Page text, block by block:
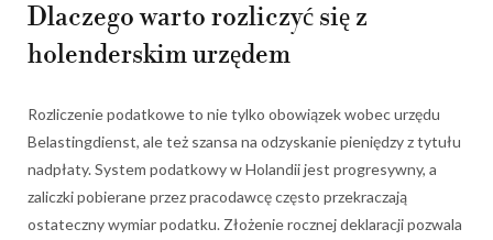
Dlaczego warto rozliczyć się z
holenderskim urzędem
Rozliczenie podatkowe to nie tylko obowiązek wobec urzędu
Belastingdienst, ale też szansa na odzyskanie pieniędzy z tytułu
nadpłaty. System podatkowy w Holandii jest progresywny, a
zaliczki pobierane przez pracodawcę często przekraczają
ostateczny wymiar podatku. Złożenie rocznej deklaracji pozwala